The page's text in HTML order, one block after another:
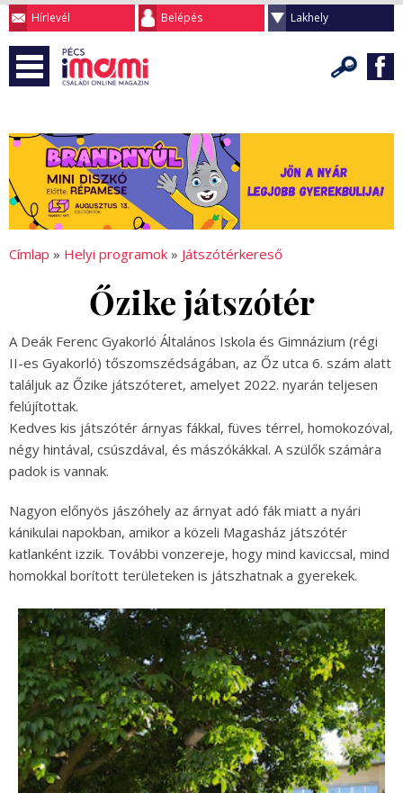
Hírlevél Belépés Lakhely
Címlap » Helyi programok » Játszótérkereső
Őzike játszótér
A Deák Ferenc Gyakorló Általános Iskola és Gimnázium (régi
II-es Gyakorló) tőszomszédságában, az Őz utca 6. szám alatt
találjuk az Őzike játszóteret, amelyet 2022. nyarán teljesen
felújítottak.
Kedves kis játszótér árnyas fákkal, füves térrel, homokozóval,
négy hintával, csúszdával, és mászókákkal. A szülők számára
padok is vannak.
Nagyon előnyös jászóhely az árnyat adó fák miatt a nyári
kánikulai napokban, amikor a közeli Magasház játszótér
katlanként izzik. További vonzereje, hogy mind kaviccsal, mind
homokkal borított területeken is játszhatnak a gyerekek.